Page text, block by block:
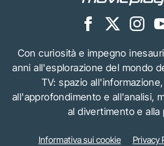
Con curiosità e impegno
anni all'esplorazione del mondo
TV: spazio
all'approfondimento e all'analisi,
al divertimento e alla
Informativa sui cookie Privacy